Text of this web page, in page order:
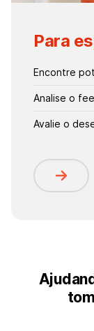
Para
Encontre
Analise o
Avalie o